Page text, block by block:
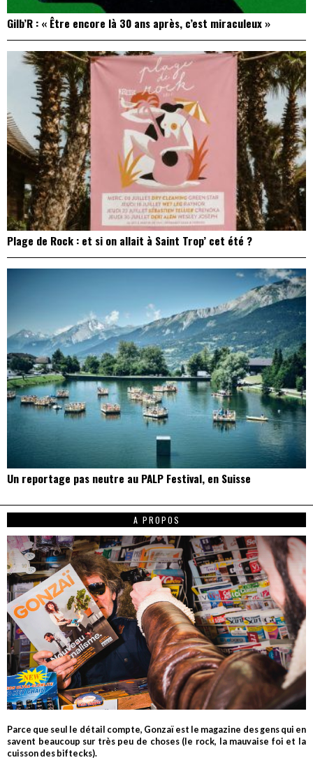
Gilb’R : « Être encore là 30 ans après, c’est miraculeux »
Plage de Rock : et si on allait à Saint Trop’ cet été ?
Un reportage pas neutre au PALP Festival, en Suisse
A PROPOS
Parce que seul le détail compte, Gonzaï est le magazine des gens qui en
savent beaucoup sur très peu de choses (le rock, la mauvaise foi et la
cuisson des biftecks).